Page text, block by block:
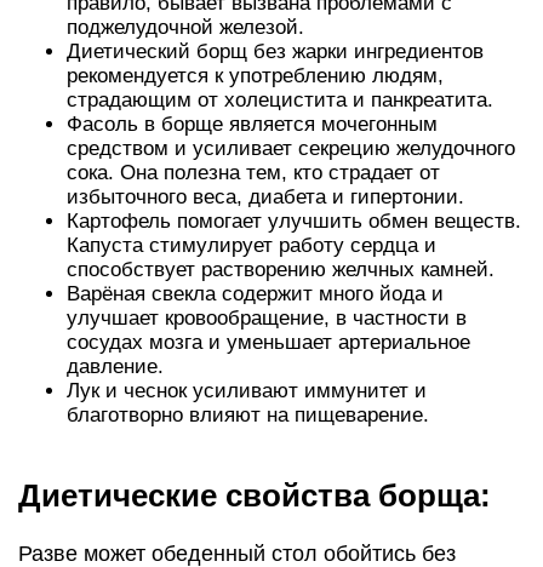
поджелудочной железой.
Диетический борщ без жарки ингредиентов
рекомендуется к употреблению людям,
страдающим от холецистита и панкреатита.
Фасоль в борще является мочегонным
средством и усиливает секрецию желудочного
сока. Она полезна тем, кто страдает от
избыточного веса, диабета и гипертонии.
Картофель помогает улучшить обмен веществ.
Капуста стимулирует работу сердца и
способствует растворению желчных камней.
Варёная свекла содержит много йода и
улучшает кровообращение, в частности в
сосудах мозга и уменьшает артериальное
давление.
Лук и чеснок усиливают иммунитет и
благотворно влияют на пищеварение.
Диетические свойства борща:
Разве может обеденный стол обойтись без